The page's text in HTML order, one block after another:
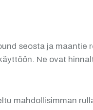
seosta ja maantie
Ne ovat
mahdollisimman